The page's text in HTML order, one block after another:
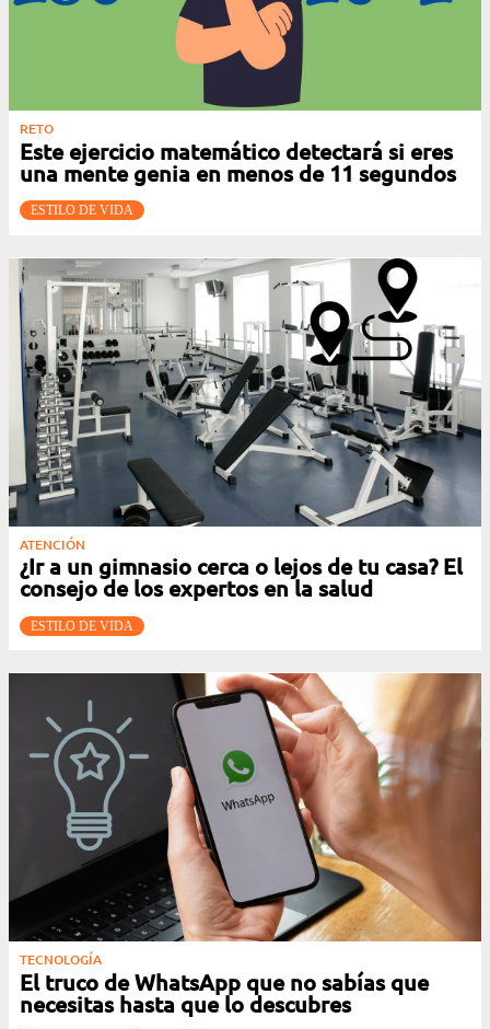
RETO
Este ejercicio matemático detectará si eres
una mente genia en menos de 11 segundos
ESTILO DE VIDA
ATENCIÓN
¿Ir a un gimnasio cerca o lejos de tu casa? El
consejo de los expertos en la salud
ESTILO DE VIDA
TECNOLOGÍA
El truco de WhatsApp que no sabías que
necesitas hasta que lo descubres